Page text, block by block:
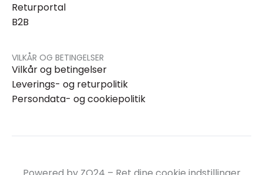
Returportal
B2B
VILKÅR OG BETINGELSER
Vilkår og betingelser
Leverings- og returpolitik
Persondata- og cookiepolitik